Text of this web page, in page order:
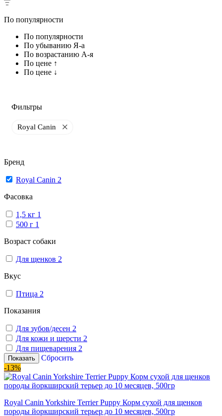
По популярности
По популярности
По убыванию Я-а
По возрастанию А-я
По цене ↑
По цене ↓
Фильтры
Royal Canin
Бренд
Royal Canin 2
Фасовка
1,5 кг 1
500 г 1
Возраст собаки
Для щенков 2
Вкус
Птица 2
Показания
Для зубов/десен 2
Для кожи и шерсти 2
Для пищеварения 2
Показать
Сбросить
-13%
Royal Canin Yorkshire Terrier Puppy Корм сухой для щенков
породы йоркширский терьер до 10 месяцев, 500гр